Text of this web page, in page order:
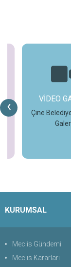
‹
Çine
KURUMSAL
Meclis Gündemi
Meclis Kararları